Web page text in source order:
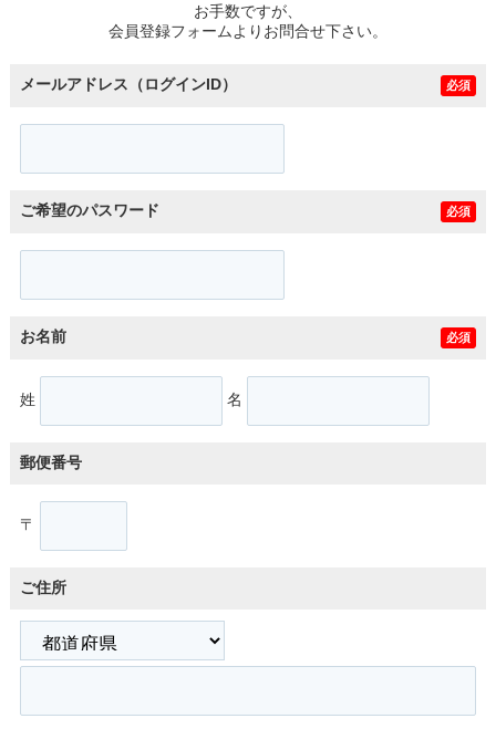
お手数ですが、
会員登録フォームよりお問合せ下さい。
メールアドレス（ログインID） 必須
ご希望のパスワード 必須
お名前 必須
姓 名
郵便番号
〒
ご住所